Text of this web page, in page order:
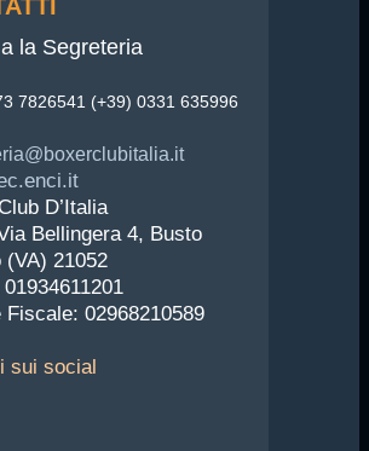
la Segreteria
7826541 (+39) 0331 635996
D’Italia
Bellingera 4, Busto
21052
Fiscale: 02968210589
sui social